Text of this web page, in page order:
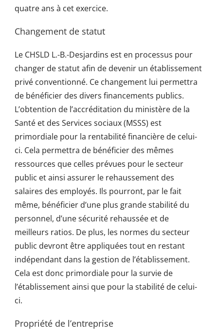
quatre ans à cet exercice.
Changement de statut
Le CHSLD L.-B.-Desjardins est en processus pour
changer de statut afin de devenir un établissement
privé conventionné. Ce changement lui permettra
de bénéficier des divers financements publics.
L’obtention de l’accréditation du ministère de la
Santé et des Services sociaux (MSSS) est
primordiale pour la rentabilité financière de celui-
ci. Cela permettra de bénéficier des mêmes
ressources que celles prévues pour le secteur
public et ainsi assurer le rehaussement des
salaires des employés. Ils pourront, par le fait
même, bénéficier d’une plus grande stabilité du
personnel, d’une sécurité rehaussée et de
meilleurs ratios. De plus, les normes du secteur
public devront être appliquées tout en restant
indépendant dans la gestion de l’établissement.
Cela est donc primordiale pour la survie de
l’établissement ainsi que pour la stabilité de celui-
ci.
Propriété de l’entreprise